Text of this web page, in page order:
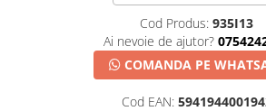
Cod Produs: 935I13
Ai nevoie de ajutor?
COMANDA PE
Cod EAN: